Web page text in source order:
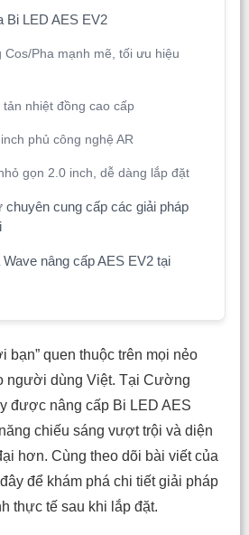
Bi LED AES EV2
Cos/Pha mạnh mẽ, tối ưu hiệu
tản nhiệt đồng cao cấp
phủ công nghệ AR
gọn 2.0 inch, dễ dàng lắp đặt
cung cấp các giải pháp
nâng cấp AES EV2 tại
bạn” quen thuộc trên mọi nẻo
người dùng Việt. Tại Cường
được nâng cấp Bi LED AES
chiếu sáng vượt trội và diện
hơn. Cùng theo dõi bài viết của
để khám phá chi tiết giải pháp
thực tế sau khi lắp đặt.